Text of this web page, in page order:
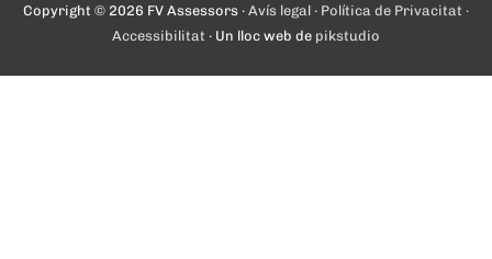
Copyright © 2026 FV Assessors · Avís legal · Política de Privacitat ·
Accessibilitat · Un lloc web de pikstudio